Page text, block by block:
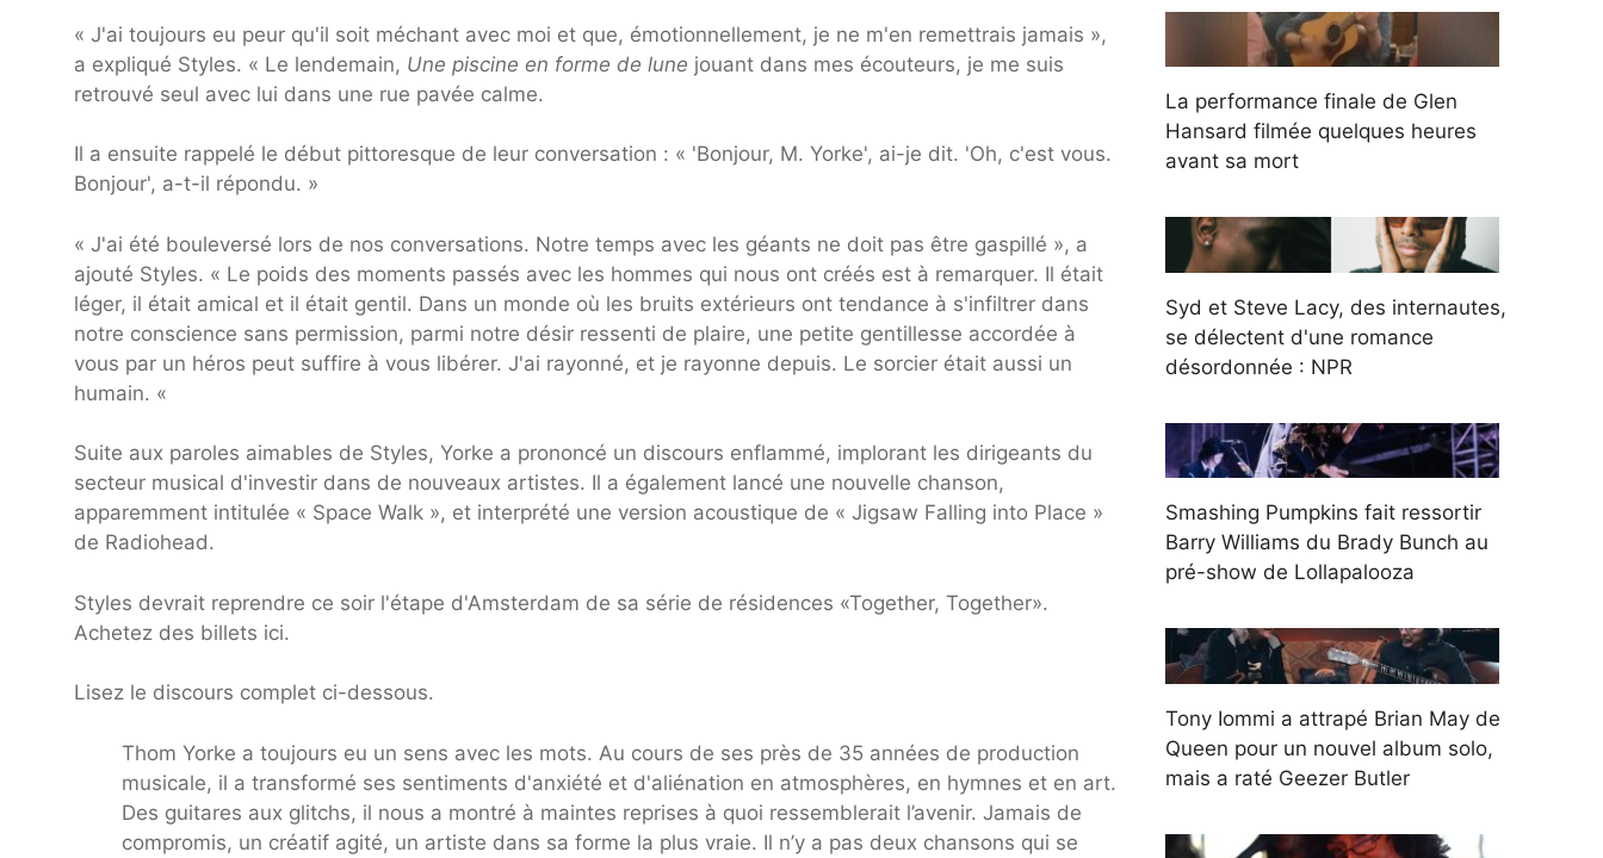
« J'ai toujours eu peur qu'il soit méchant avec moi et que, émotionnellement, je ne m'en remettrais jamais »,
a expliqué Styles. « Le lendemain, Une piscine en forme de lune jouant dans mes écouteurs, je me suis
retrouvé seul avec lui dans une rue pavée calme.
Il a ensuite rappelé le début pittoresque de leur conversation : « 'Bonjour, M. Yorke', ai-je dit. 'Oh, c'est vous.
Bonjour', a-t-il répondu. »
« J'ai été bouleversé lors de nos conversations. Notre temps avec les géants ne doit pas être gaspillé », a
ajouté Styles. « Le poids des moments passés avec les hommes qui nous ont créés est à remarquer. Il était
léger, il était amical et il était gentil. Dans un monde où les bruits extérieurs ont tendance à s'infiltrer dans
notre conscience sans permission, parmi notre désir ressenti de plaire, une petite gentillesse accordée à
vous par un héros peut suffire à vous libérer. J'ai rayonné, et je rayonne depuis. Le sorcier était aussi un
humain. «
Suite aux paroles aimables de Styles, Yorke a prononcé un discours enflammé, implorant les dirigeants du
secteur musical d'investir dans de nouveaux artistes. Il a également lancé une nouvelle chanson,
apparemment intitulée « Space Walk », et interprété une version acoustique de « Jigsaw Falling into Place »
de Radiohead.
Styles devrait reprendre ce soir l'étape d'Amsterdam de sa série de résidences «Together, Together».
Achetez des billets ici.
Lisez le discours complet ci-dessous.
Thom Yorke a toujours eu un sens avec les mots. Au cours de ses près de 35 années de production
musicale, il a transformé ses sentiments d'anxiété et d'aliénation en atmosphères, en hymnes et en art.
Des guitares aux glitchs, il nous a montré à maintes reprises à quoi ressemblerait l’avenir. Jamais de
compromis, un créatif agité, un artiste dans sa forme la plus vraie. Il n’y a pas deux chansons qui se
La performance finale de Glen
Hansard filmée quelques heures
avant sa mort
Syd et Steve Lacy, des internautes,
se délectent d'une romance
désordonnée : NPR
Smashing Pumpkins fait ressortir
Barry Williams du Brady Bunch au
pré-show de Lollapalooza
Tony Iommi a attrapé Brian May de
Queen pour un nouvel album solo,
mais a raté Geezer Butler